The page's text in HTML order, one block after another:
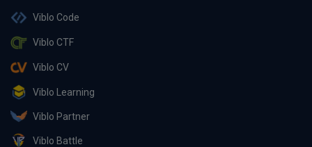
Viblo Code
Viblo CTF
Viblo CV
Viblo Learning
Viblo Partner
Viblo Battle